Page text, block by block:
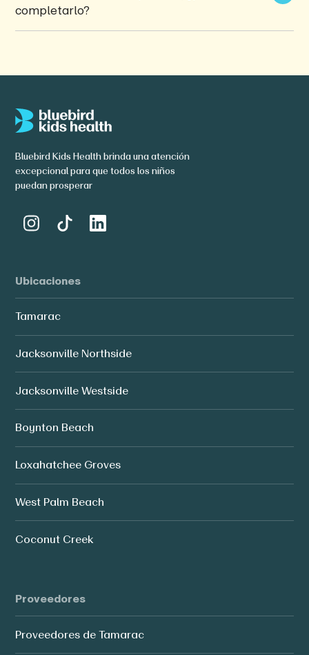
completarlo?
Bluebird Kids Health brinda una atención
excepcional para que todos los niños
puedan prosperar
Ubicaciones
Tamarac
Jacksonville Northside
Jacksonville Westside
Boynton Beach
Loxahatchee Groves
West Palm Beach
Coconut Creek
Proveedores
Proveedores de Tamarac